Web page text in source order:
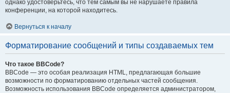
однако удостоверьтесь, что тем самым вы не нарушаете правила
конференции, на которой находитесь.
Вернуться к началу
Форматирование сообщений и типы создаваемых тем
Что такое BBCode?
BBCode — это особая реализация HTML, предлагающая большие
возможности по форматированию отдельных частей сообщения.
Возможность использования BBCode определяется администратором,